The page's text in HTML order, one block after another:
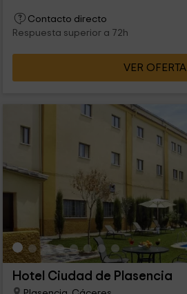
Contacto directo
Respuesta superior a 72h
VER OFERTA
Hotel Ciudad de Plasencia